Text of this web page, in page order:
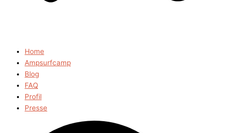
Home
Ampsurfcamp
Blog
FAQ
Profil
Presse